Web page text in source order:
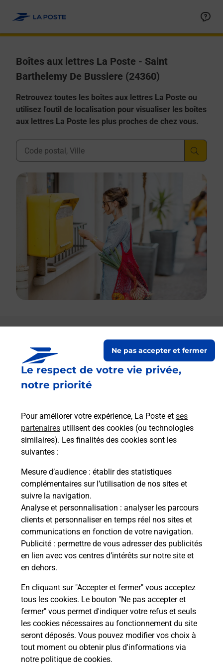
Le respect de votre vie privée,
notre priorité
Pour améliorer votre expérience, La Poste et ses
partenaires utilisent des cookies (ou technologies
similaires). Les finalités des cookies sont les
suivantes :
Mesure d’audience : établir des statistiques
complémentaires sur l’utilisation de nos sites et
suivre la navigation.
Analyse et personnalisation : analyser les parcours
clients et personnaliser en temps réel nos sites et
communications en fonction de votre navigation.
Publicité : permettre de vous adresser des publicités
en lien avec vos centres d’intérêts sur notre site et
en dehors.
En cliquant sur "Accepter et fermer" vous acceptez
tous les cookies. Le bouton "Ne pas accepter et
fermer" vous permet d'indiquer votre refus et seuls
les cookies nécessaires au fonctionnement du site
seront déposés. Vous pouvez modifier vos choix à
tout moment ou obtenir plus d'informations via
notre politique de cookies.
Ne pas accepter et fermer
Boîtes aux lettres La Poste - Saint
Barthelemy De Bussiere (24360)
Retrouvez toutes les boîtes aux lettres La Poste ou
utilisez l'outil de localisation pour visualiser les boîtes
aux lettres La Poste les plus proches de chez vous.
Ville, Département, Code Postal
Boîte aux lettres La Poste
Prochaine collecte du courriervendredià
08h30
24360
Saint Barthelemy De Bussiere
Itinéraire
Boîte aux lettres La Poste
Prochaine collecte du courrier
08h30
Route Des Hirondelles
24360
Saint Barthelemy De Bussiere
Itinéraire
Localiser Liste Boîtes aux lettres
Dordogne
Saint Barthelemy De Bussiere